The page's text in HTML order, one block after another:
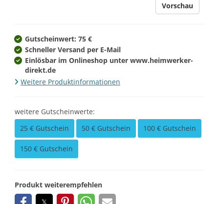
Vorschau
Gutscheinwert: 75 €
Schneller Versand per E-Mail
Einlösbar im Onlineshop unter www.heimwerker-
direkt.de
Weitere Produktinformationen
weitere Gutscheinwerte:
25 € Gutschein
50 € Gutschein 100 € Gutschein
150 € Gutschein
Produkt weiterempfehlen